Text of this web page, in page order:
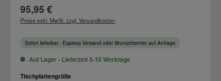
Regulärer Preis:
95,95 €
Preise exkl. MwSt. zzgl. Versandkosten
Sofort lieferbar - Express Versand oder Wunschtermin auf Anfrage
Auf Lager - Lieferzeit 5-10 Werktage
Tischplattengrößeauswählen